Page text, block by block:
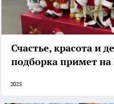
Счастье, красота и
подборка примет
2025